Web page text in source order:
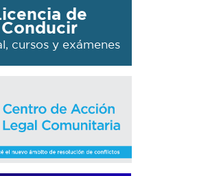
de
Conducir
cursos y exámenes